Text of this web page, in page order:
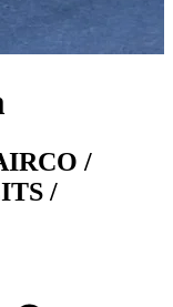
/
/